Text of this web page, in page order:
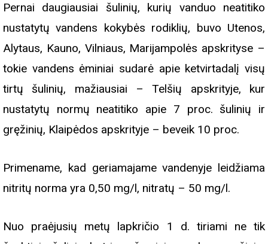
Pernai daugiausiai šulinių, kurių vanduo neatitiko
nustatytų vandens kokybės rodiklių, buvo Utenos,
Alytaus, Kauno, Vilniaus, Marijampolės apskrityse –
tokie vandens ėminiai sudarė apie ketvirtadalį visų
tirtų šulinių, mažiausiai – Telšių apskrityje, kur
nustatytų normų neatitiko apie 7 proc. šulinių ir
gręžinių, Klaipėdos apskrityje – beveik 10 proc.
Primename, kad geriamajame vandenyje leidžiama
nitritų norma yra 0,50 mg/l, nitratų – 50 mg/l.
Nuo praėjusių metų lapkričio 1 d. tiriami ne tik